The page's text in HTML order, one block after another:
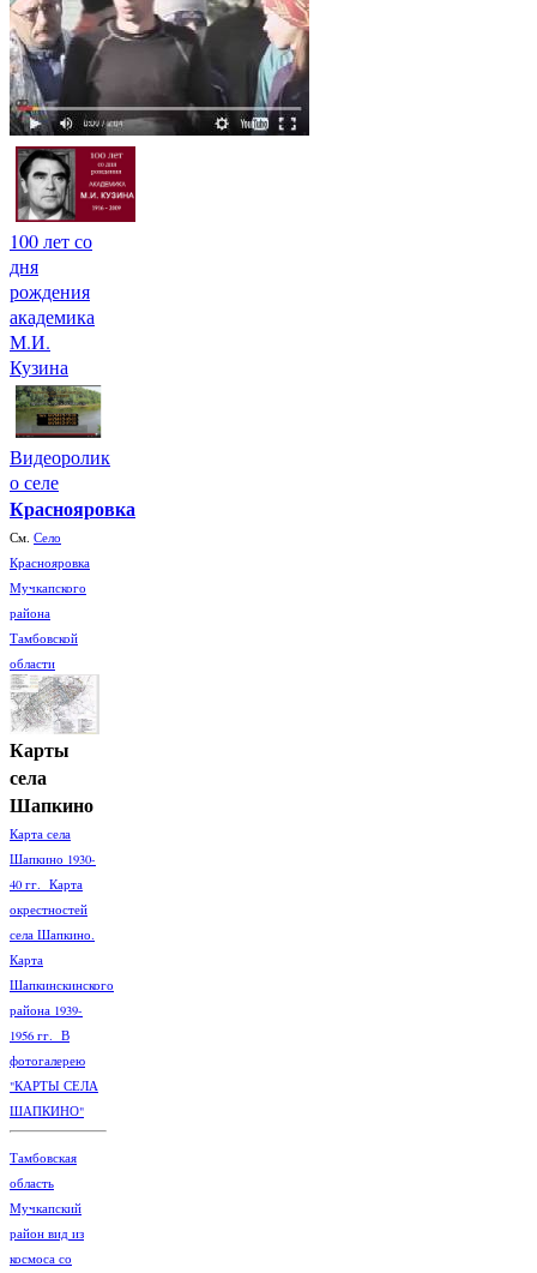
100 лет со
дня
рождения
академика
М.И.
Кузина
Видеоролик
о селе
Краснояровка
См. Село
Краснояровка
Мучкапского
района
Тамбовской
области
Карты
села
Шапкино
Карта села
Шапкино 1930-
40 гг. Карта
окрестностей
села Шапкино.
Карта
Шапкинскинского
района 1939-
1956 гг. В
фотогалерею
"КАРТЫ СЕЛА
ШАПКИНО"
Тамбовская
область
Мучкапский
район вид из
космоса со